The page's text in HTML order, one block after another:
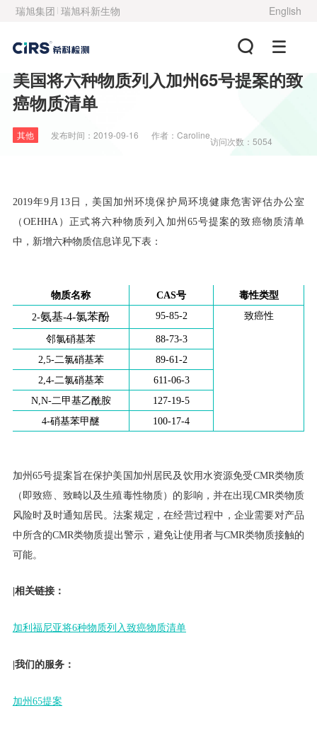
瑞旭集团 瑞旭科新生物 English
美国将六种物质列入加州65号提案的致
癌物质清单
其他 发布时间： 2019-09-16 作者： Caroline
访问次数：5054
2019年9月13日，美国加州环境保护局环境健康危害评估办公室
（OEHHA）正式将六种物质列入加州65号提案的致癌物质清单
中，新增六种物质信息详见下表：
物质名称 CAS号
毒性类型
2-氨基-4-氯苯酚 95-85-2 致癌性
邻氯硝基苯
88-73-3
2,5-二氯硝基苯
89-61-2
2,4-二氯硝基苯
611-06-3
N,N-二甲基乙酰胺
127-19-5
4-硝基苯甲醚 100-17-4
加州65号提案旨在保护美国加州居民及饮用水资源免受CMR类物质
（即致癌、致畸以及生殖毒性物质）的影响，并在出现CMR类物质
风险时及时通知居民。法案规定，在经营过程中，企业需要对产品
中所含的CMR类物质提出警示，避免让使用者与CMR类物质接触的
可能。
|相关链接：
加利福尼亚将6种物质列入致癌物质清单
|我们的服务：
加州65提案